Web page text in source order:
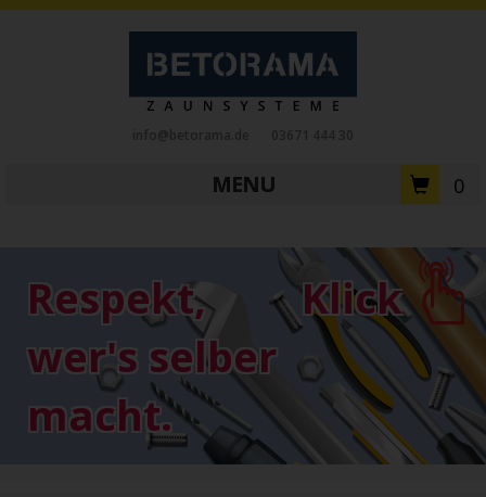
MENU 0
Schiebetore Drehtore Pforten Zaunfelder
Antriebe
Referenzen
Downloads Zubehör
Tore
ALUMINIUM
Klick
Respekt,
wer's selber
macht.